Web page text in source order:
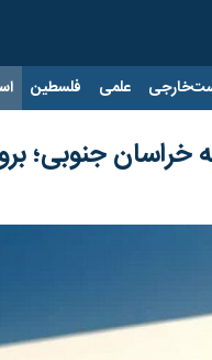
علمی فلسطین
خراسان جنوبی؛